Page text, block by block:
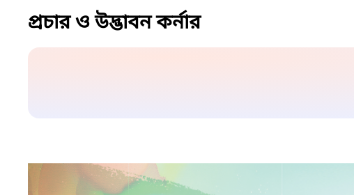
প্রচার ও উদ্ভাবন কর্নার